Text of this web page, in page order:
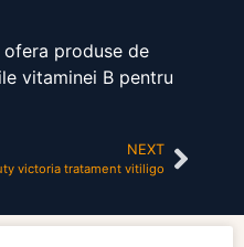
produse de
vitaminei B pentru
NEXT
victoria tratament vitiligo